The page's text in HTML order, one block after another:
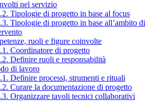
nel servizio
Tipologie di progetto in base al focus
Tipologie di progetto in base all’ambito di
ruoli e figure coinvolte
Coordinatore di progetto
Definire ruoli e responsabilità
di lavoro
Definire processi, strumenti e rituali
Curare la documentazione di progetto
Organizzare tavoli tecnici collaborativi